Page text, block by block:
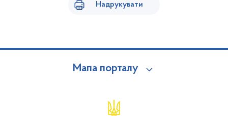
Надрукувати
Мапа порталу